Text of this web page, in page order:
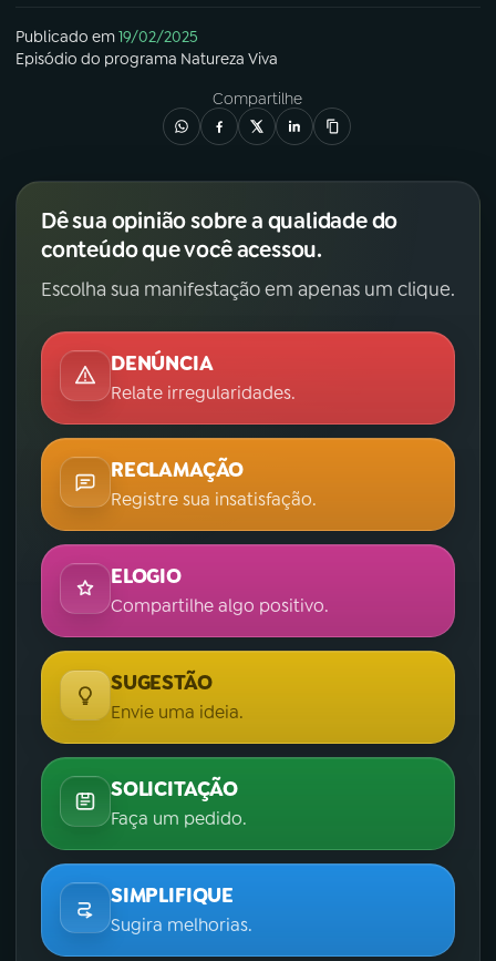
Publicado em19/02/2025
Episódio do programa Natureza Viva
Compartilhe
Dê sua opinião sobre a qualidade do
conteúdo que você acessou.
Escolha sua manifestação em apenas um clique.
DENÚNCIA
Relate irregularidades.
RECLAMAÇÃO
Registre sua insatisfação.
ELOGIO
Compartilhe algo positivo.
SUGESTÃO
Envie uma ideia.
SOLICITAÇÃO
Faça um pedido.
SIMPLIFIQUE
Sugira melhorias.